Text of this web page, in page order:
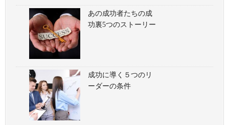
あの成功者たちの成
功裏5つのストーリー
成功に導く５つのリ
ーダーの条件